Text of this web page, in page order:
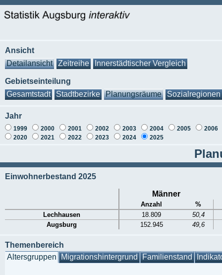
Ansicht
Detailansicht
Zeitreihe Innerstädtischer Vergleich
Gebietseinteilung
Gesamtstadt
Stadtbezirke Planungsräume Sozialregionen
Jahr
1999 2000 2001 2002 2003 2004 2005
2006
2020
2021 2022 2023 2024 2025
Einwohnerbestand 2025
Männer
Anzahl
%
Lechhausen
18.809
50,4
Augsburg
152.945 49,6
Themenbereich
Altersgruppen Migrationshintergrund Familienstand